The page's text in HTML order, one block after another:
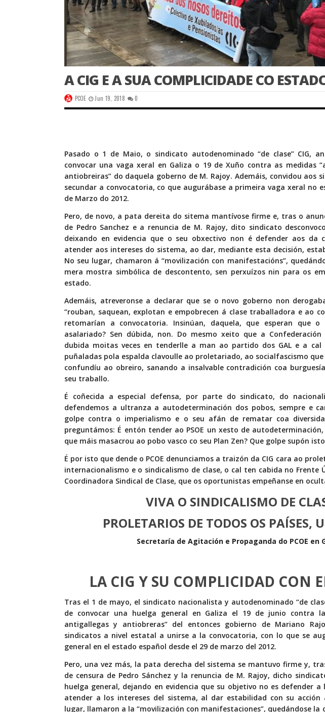
A CIG E A SUA COMPLICIDADE CO
PCOE Jun 19, 2018 0
Pasado o 1 de Maio, o sindicato autodenominado “de clase” CIG,
convocar una vaga xeral en Galiza o 19 de Xuño contra as medidas
antiobreiras” do daquela goberno de M. Rajoy. Ademáis, convidou aos
secundar a convocatoria, co que augurábase a primeira vaga xeral no
de Marzo do 2012.
Pero, de novo, a pata dereita do sitema mantívose firme e, tras o
de Pedro Sanchez e a renuncia de M. Rajoy, dito sindicato
deixando en evidencia que o seu obxectivo non é defender aos da
atender aos intereses do sistema, ao dar, mediante esta decisión,
No seu lugar, chamaron á “movilización con manifestacións”,
mera mostra simbólica de descontento, sen perxuízos nin para os
estado.
Ademáis, atreveronse a declarar que se o novo goberno non
“rouban, saquean, explotan e empobrecen á clase traballadora e ao
retomarían a convocatoria. Insinúan, daquela, que esperan que o
asalariado? Sen dúbida, non. Do mesmo xeito que a
dubida moitas veces en tenderlle a man ao partido dos GAL e a
puñaladas pola espalda clavoulle ao proletariado, ao socialfascismo
confundíu ao obreiro, sanando a insalvable contradición coa
seu traballo.
É coñecida a especial defensa, por parte do sindicato, do
defendemos a ultranza a autodeterminación dos pobos, sempre e
golpe contra o imperialismo e o seu afán de rematar coa
preguntámos: É entón tender ao PSOE un xesto de
que máis masacrou ao pobo vasco co seu Plan Zen? Que golpe supón
É por isto que dende o PCOE denunciamos a traizón da CIG cara ao
internacionalismo e o sindicalismo de clase, o cal ten cabida no Frente
Coordinadora Sindical de Clase, que os oportunistas empeñanse en
VIVA O SINDICALISMO DE
PROLETARIOS DE TODOS OS PAÍSES,
Secretaría de Agitación e Propaganda do PCOE en
LA CIG Y SU COMPLICIDAD CON
Tras el 1 de mayo, el sindicato nacionalista y autodenominado “de
de convocar una huelga general en Galiza el 19 de junio contra
antigallegas y antiobreras” del entonces gobierno de Mariano
sindicatos a nivel estatal a unirse a la convocatoria, con lo que se
general en el estado español desde el 29 de marzo del 2012.
Pero, una vez más, la pata derecha del sistema se mantuvo firme y,
de censura de Pedro Sánchez y la renuncia de M. Rajoy, dicho
huelga general, dejando en evidencia que su objetivo no es defender
atender a los intereses del sistema, al dar estabilidad con su acción
lugar, llamaron a la “movilización con manifestaciones”, quedándose la